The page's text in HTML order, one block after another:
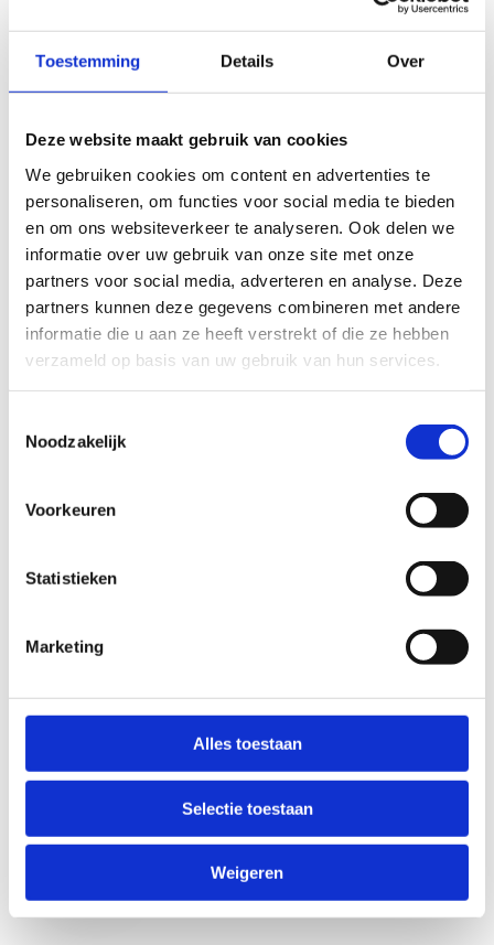
Toestemming Details Over
Deze website maakt gebruik van cookies
We gebruiken cookies om content en advertenties te
personaliseren, om functies voor social media te bieden
en om ons websiteverkeer te analyseren. Ook delen we
informatie over uw gebruik van onze site met onze
partners voor social media, adverteren en analyse. Deze
partners kunnen deze gegevens combineren met andere
informatie die u aan ze heeft verstrekt of die ze hebben
verzameld op basis van uw gebruik van hun services.
Noodzakelijk
Voorkeuren
Statistieken
Marketing
Alles toestaan
Selectie toestaan
Weigeren
Geef aan tot welk domein jouw vraag behoort
KIES EEN DOMEIN
Jouw vraag
Anti-Robot Verification
Click to start verification
Verzend